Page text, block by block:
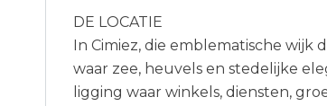
DE LOCATIE
In Cimiez, die emblematische
waar zee, heuvels en stedelijke
ligging waar winkels, diensten,